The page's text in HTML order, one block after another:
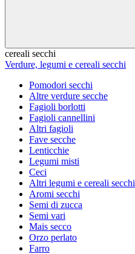
cereali secchi
Verdure, legumi e cereali secchi
Pomodori secchi
Altre verdure secche
Fagioli borlotti
Fagioli cannellini
Altri fagioli
Fave secche
Lenticchie
Legumi misti
Ceci
Altri legumi e cereali secchi
Aromi secchi
Semi di zucca
Semi vari
Mais secco
Orzo perlato
Farro